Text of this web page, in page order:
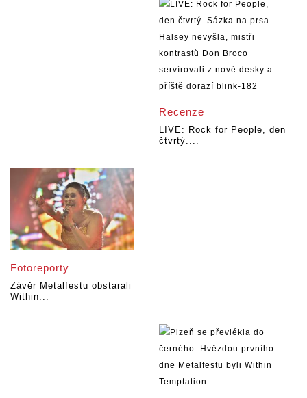
Recenze
LIVE: Rock for People, den
čtvrtý....
Fotoreporty
Závěr Metalfestu obstarali
Within...